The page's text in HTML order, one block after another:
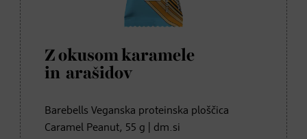
Z okusom karamele
in arašidov
Barebells Veganska proteinska ploščica
Caramel Peanut, 55 g | dm.si